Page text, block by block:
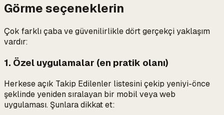
Görme seçeneklerin
Çok farklı çaba ve güvenilirlikle dört gerçekçi yaklaşım
vardır:
1. Özel uygulamalar (en pratik olanı)
Herkese açık Takip Edilenler listesini çekip yeniyi-önce
şeklinde yeniden sıralayan bir mobil veya web
uygulaması. Şunlara dikkat et: